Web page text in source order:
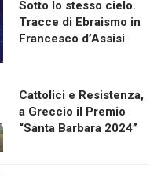
Sotto lo stesso cielo.
Tracce di Ebraismo in
Francesco d’Assisi
Cattolici e Resistenza,
a Greccio il Premio
“Santa Barbara 2024”